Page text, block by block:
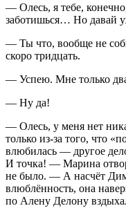
— Олесь, я тебе,
заботишься… Но давай
— Ты что, вообще не
скоро тридцать.
— Успею. Мне только
— Ну да!
— Олесь, у меня нет
только из-за того, что
влюбилась — другое
И точка! — Марина
не было. — А насчёт
влюблённость, она
по Алену Делону